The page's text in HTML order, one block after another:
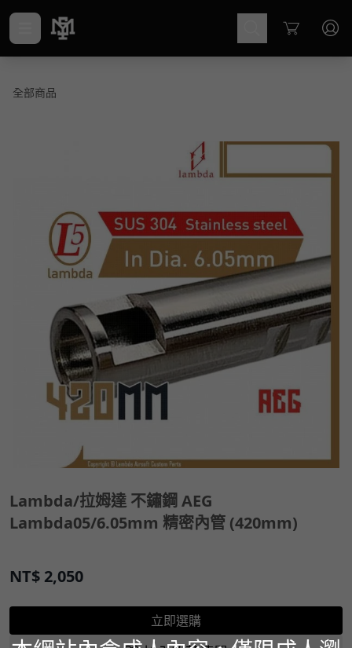
Cart
全部商品
Lambda/拉姆達 不鏽鋼 AEG
Lambda05/6.05mm 精密內管 (420mm)
NT$ 2,050
立即選購